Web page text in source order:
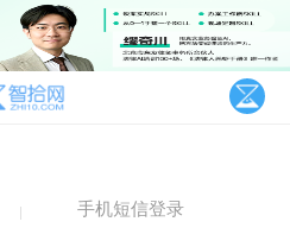
手机短信登录